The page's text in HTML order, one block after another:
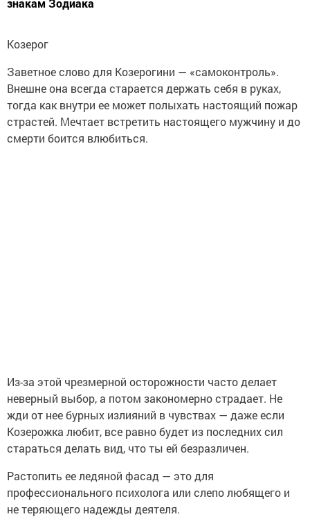
Козерог
Заветное слово для Козерогини — «самоконтроль».
Внешне она всегда старается держать себя в руках,
тогда как внутри ее может полыхать настоящий пожар
страстей. Мечтает встретить настоящего мужчину и до
смерти боится влюбиться.
Из-за этой чрезмерной осторожности часто делает
неверный выбор, а потом закономерно страдает. Не
жди от нее бурных излияний в чувствах — даже если
Козерожка любит, все равно будет из последних сил
стараться делать вид, что ты ей безразличен.
Растопить ее ледяной фасад — это для
профессионального психолога или слепо любящего и
не теряющего надежды деятеля.